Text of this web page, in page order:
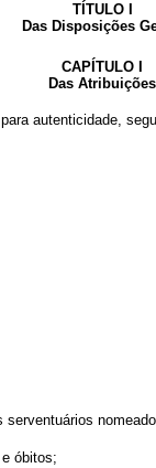
TÍTULO I
Das Disposições
CAPÍTULO I
Das Atribuições
autenticidade,
óbitos;